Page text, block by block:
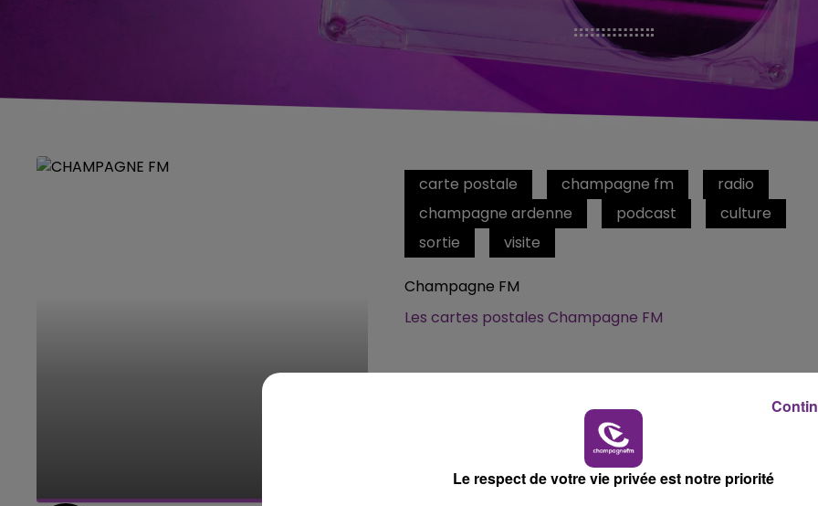
LA RADIO POP
carte postale champagne fm
radio
champagne ardenne
podcast
culture
sortie
visite
Champagne FM
Les cartes postales Champagne FM
Le respect de votre vie privée est notre priorité